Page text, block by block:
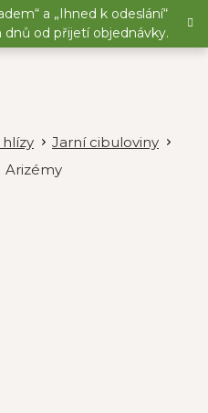
a „Ihned k odeslání“
dnů od přijetí objednávky.
hlízy
Jarní cibuloviny
Arizémy